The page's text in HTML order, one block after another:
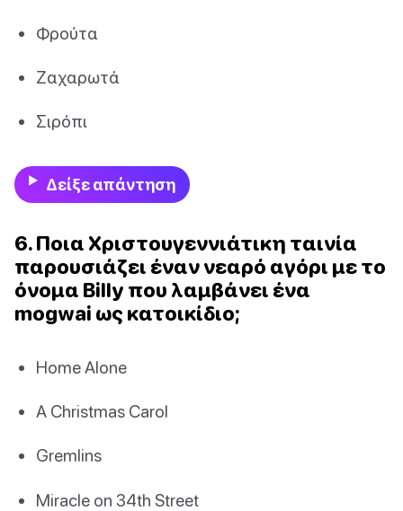
Φρούτα
Ζαχαρωτά
Σιρόπι
Δείξε απάντηση
6. Ποια Χριστουγεννιάτικη ταινία
παρουσιάζει έναν νεαρό αγόρι με το
όνομα Billy που λαμβάνει ένα
mogwai ως κατοικίδιο;
Home Alone
A Christmas Carol
Gremlins
Miracle on 34th Street